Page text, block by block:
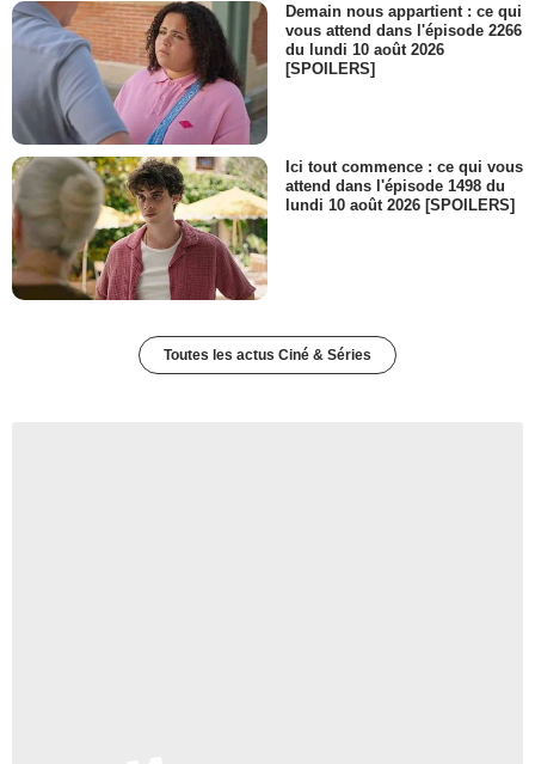
Demain nous appartient : ce qui
vous attend dans l'épisode 2266
du lundi 10 août 2026
[SPOILERS]
Ici tout commence : ce qui vous
attend dans l'épisode 1498 du
lundi 10 août 2026 [SPOILERS]
Toutes les actus Ciné & Séries